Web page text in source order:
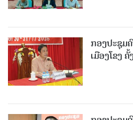
ກອງປະຊຸມ
ເມືອງໂຂງ